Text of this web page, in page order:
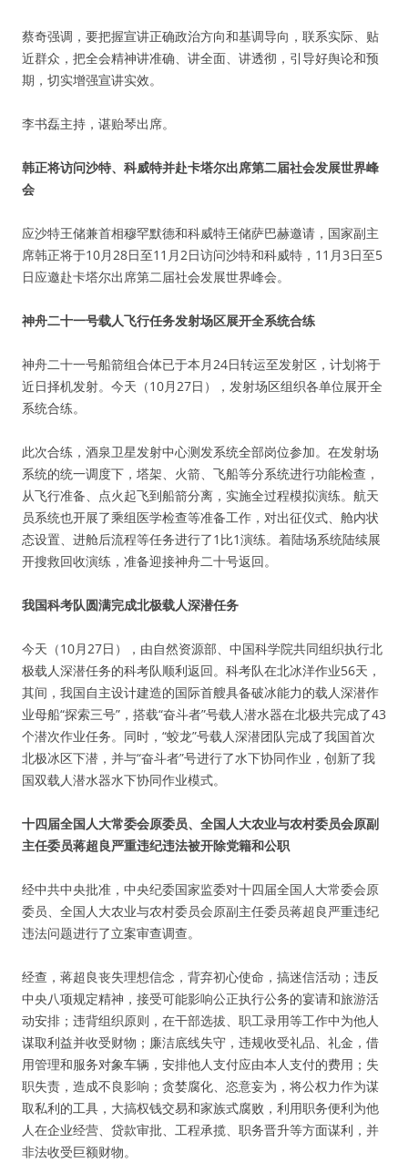
蔡奇强调，要把握宣讲正确政治方向和基调导向，联系实际、贴
近群众，把全会精神讲准确、讲全面、讲透彻，引导好舆论和预
期，切实增强宣讲实效。
李书磊主持，谌贻琴出席。
韩正将访问沙特、科威特并赴卡塔尔出席第二届社会发展世界峰
会
应沙特王储兼首相穆罕默德和科威特王储萨巴赫邀请，国家副主
席韩正将于10月28日至11月2日访问沙特和科威特，11月3日至5
日应邀赴卡塔尔出席第二届社会发展世界峰会。
神舟二十一号载人飞行任务发射场区展开全系统合练
神舟二十一号船箭组合体已于本月24日转运至发射区，计划将于
近日择机发射。今天（10月27日），发射场区组织各单位展开全
系统合练。
此次合练，酒泉卫星发射中心测发系统全部岗位参加。在发射场
系统的统一调度下，塔架、火箭、飞船等分系统进行功能检查，
从飞行准备、点火起飞到船箭分离，实施全过程模拟演练。航天
员系统也开展了乘组医学检查等准备工作，对出征仪式、舱内状
态设置、进舱后流程等任务进行了1比1演练。着陆场系统陆续展
开搜救回收演练，准备迎接神舟二十号返回。
我国科考队圆满完成北极载人深潜任务
今天（10月27日），由自然资源部、中国科学院共同组织执行北
极载人深潜任务的科考队顺利返回。科考队在北冰洋作业56天，
其间，我国自主设计建造的国际首艘具备破冰能力的载人深潜作
业母船“探索三号”，搭载“奋斗者”号载人潜水器在北极共完成了43
个潜次作业任务。同时，“蛟龙”号载人深潜团队完成了我国首次
北极冰区下潜，并与“奋斗者”号进行了水下协同作业，创新了我
国双载人潜水器水下协同作业模式。
十四届全国人大常委会原委员、全国人大农业与农村委员会原副
主任委员蒋超良严重违纪违法被开除党籍和公职
经中共中央批准，中央纪委国家监委对十四届全国人大常委会原
委员、全国人大农业与农村委员会原副主任委员蒋超良严重违纪
违法问题进行了立案审查调查。
经查，蒋超良丧失理想信念，背弃初心使命，搞迷信活动；违反
中央八项规定精神，接受可能影响公正执行公务的宴请和旅游活
动安排；违背组织原则，在干部选拔、职工录用等工作中为他人
谋取利益并收受财物；廉洁底线失守，违规收受礼品、礼金，借
用管理和服务对象车辆，安排他人支付应由本人支付的费用；失
职失责，造成不良影响；贪婪腐化、恣意妄为，将公权力作为谋
取私利的工具，大搞权钱交易和家族式腐败，利用职务便利为他
人在企业经营、贷款审批、工程承揽、职务晋升等方面谋利，并
非法收受巨额财物。